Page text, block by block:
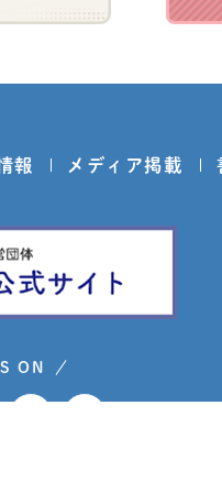
報 メディア掲載
ON